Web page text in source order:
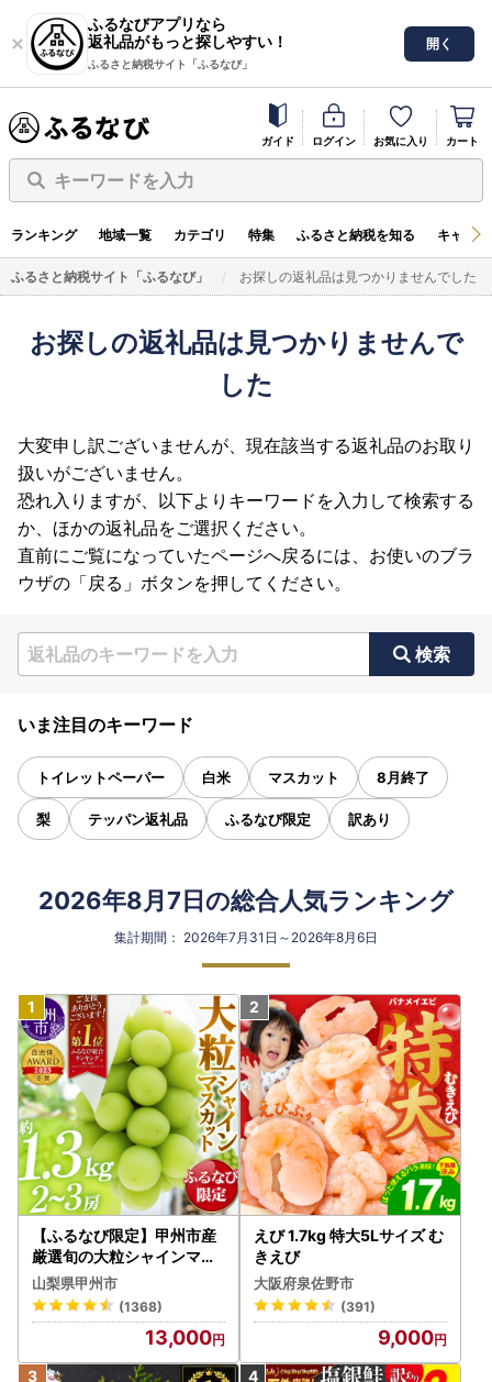
ふるなびアプリなら
返礼品がもっと探しやすい！
ふるさと納税サイト「ふるなび」
開く
ガイド ログイン お気に入り カート
キーワードを入力
ランキング 地域一覧 カテゴリ 特集 ふるさと納税を知る キャン
ふるさと納税サイト「ふるなび」 お探しの返礼品は見つかりませんでした
お探しの返礼品は見つかりませんで
した
大変申し訳ございませんが、現在該当する返礼品のお取り
扱いがございません。
恐れ入りますが、以下よりキーワードを入力して検索する
か、ほかの返礼品をご選択ください。
直前にご覧になっていたページへ戻るには、お使いのブラ
ウザの「戻る」ボタンを押してください。
検索
いま注目のキーワード
トイレットペーパー 白米 マスカット 8月終了
梨 テッパン返礼品 ふるなび限定 訳あり
2026年8月7日の総合人気ランキング
集計期間： 2026年7月31日～2026年8月6日
【ふるなび限定】甲州市産
厳選旬の大粒シャインマス
カット 約1.3kg 2～3房【2
026年発送】（MG）B12-
472 FN-Limited-VO シャ
インマスカット フルーツ
山梨県甲州市
(1368)
13,000
えび 1.7kg 特大5Lサイズ む
きえび
大阪府泉佐野市
(391)
9,000